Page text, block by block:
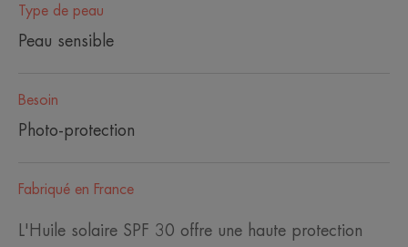
Type de peau
Peau sensible
Besoin
Photo-protection
Fabriqué en France
L'Huile solaire SPF 30 offre une haute protection